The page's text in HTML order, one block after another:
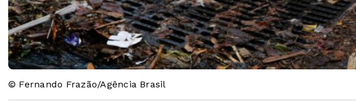
© Fernando Frazão/Agência Brasil